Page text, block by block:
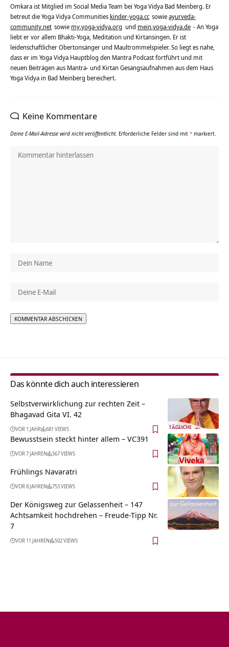
Omkara ist Mitglied im Social Media Team bei Yoga Vidya Bad Meinberg. Er
betreut die Yoga Vidya Communities kinder-yoga.cc sowieayurveda-
community.net sowie my.yoga-vidya.org und mein.yoga-vidya.de - An Yoga
liebt er vor allem Bhakti-Yoga, Meditation und Kirtansingen. Er ist
leidenschaftlicher Obertonsänger und Maultrommelspieler. So liegt es nahe,
dass er im Yoga Vidya Hauptblog den Mantra Podcast fortführt und mit
neuen Beiträgen aus Mantra- und Kirtan Gesangsaufnahmen aus dem Haus
Yoga Vidya in Bad Meinberg bereichert.
Keine Kommentare
Deine E-Mail-Adresse wird nicht veröffentlicht. Erforderliche Felder sind mit * markiert.
Das könnte dich auch interessieren
Selbstverwirklichung zur rechten Zeit –
Bhagavad Gita VI. 42
VOR 1 JAHR 681 VIEWS
Bewusstsein steckt hinter allem – VC391
VOR 7 JAHREN 567 VIEWS
Frühlings Navaratri
VOR 8 JAHREN 753 VIEWS
Der Königsweg zur Gelassenheit – 147
Achtsamkeit hochdrehen – Freude-Tipp Nr.
7
VOR 11 JAHREN 502 VIEWS